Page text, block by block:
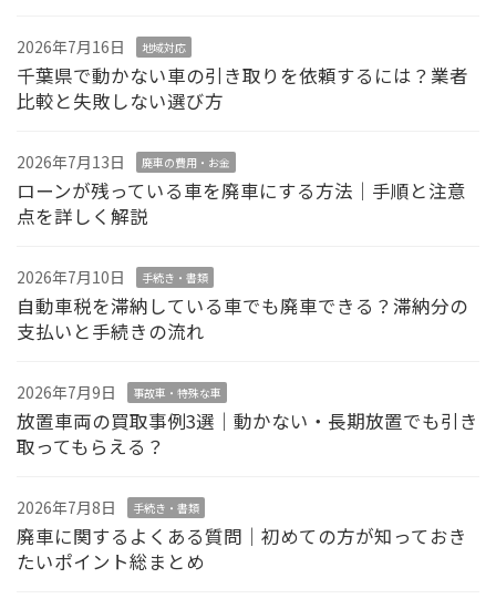
2026年7月16日 地域対応
千葉県で動かない車の引き取りを依頼するには？業者
比較と失敗しない選び方
2026年7月13日 廃車の費用・お金
ローンが残っている車を廃車にする方法｜手順と注意
点を詳しく解説
2026年7月10日 手続き・書類
自動車税を滞納している車でも廃車できる？滞納分の
支払いと手続きの流れ
2026年7月9日 事故車・特殊な車
放置車両の買取事例3選｜動かない・長期放置でも引き
取ってもらえる？
2026年7月8日 手続き・書類
廃車に関するよくある質問｜初めての方が知っておき
たいポイント総まとめ